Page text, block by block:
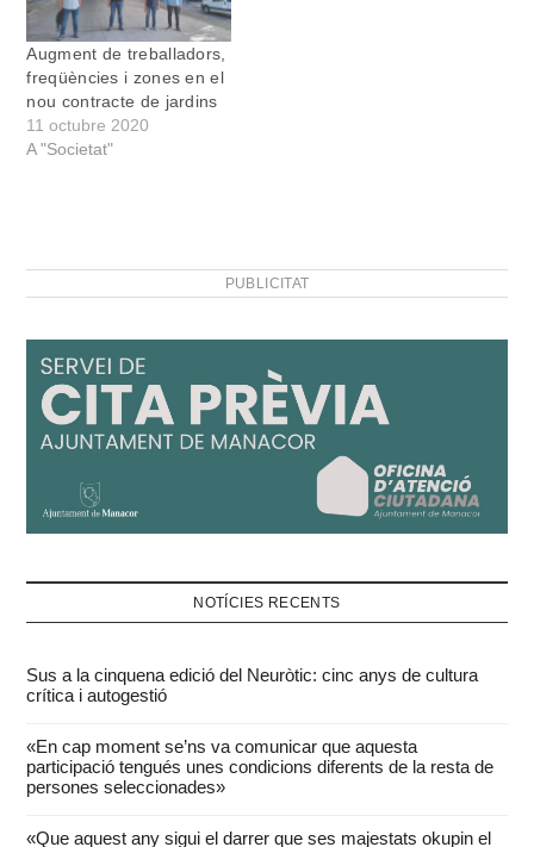
Augment de treballadors,
freqüències i zones en el
nou contracte de jardins
11 octubre 2020
A "Societat"
PUBLICITAT
NOTÍCIES RECENTS
Sus a la cinquena edició del Neuròtic: cinc anys de cultura
crítica i autogestió
«En cap moment se’ns va comunicar que aquesta
participació tengués unes condicions diferents de la resta de
persones seleccionades»
«Que aquest any sigui el darrer que ses majestats okupin el